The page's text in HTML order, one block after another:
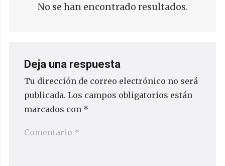
No se han encontrado resultados.
Deja una respuesta
Tu dirección de correo electrónico no será
publicada. Los campos obligatorios están
marcados con *